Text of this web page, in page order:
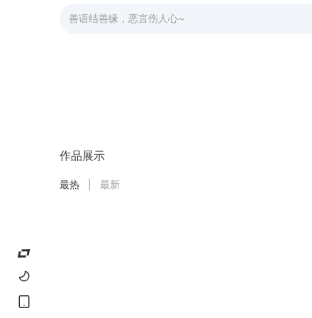
（波西米亚设计风格，乡村木质餐桌，色彩鲜艳编
1. 请勿将此模型及其衍生版本（如融合模型版本
2. 未经充分人工修改以使其成为独立作品的情况
作品展示
最热 最新